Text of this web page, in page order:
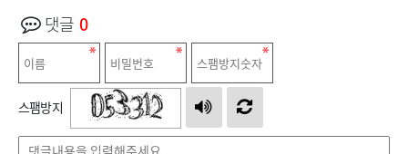
댓글 0
스팸방지